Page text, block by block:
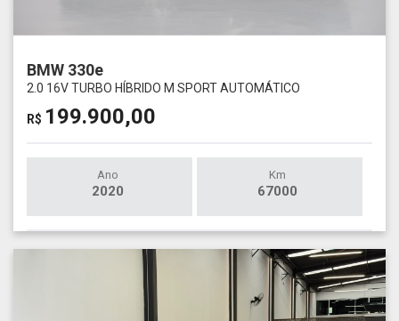
BMW 330e
2.0 16V TURBO HÍBRIDO M SPORT AUTOMÁTICO
R$ 199.900,00
Ano
2020
Km
67000